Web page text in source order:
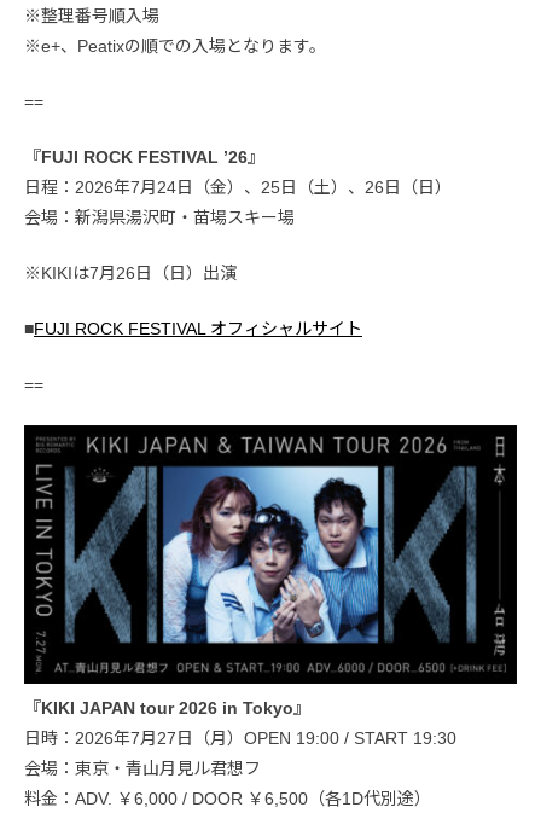
※整理番号順入場
※e+、Peatixの順での入場となります。
==
『FUJI ROCK FESTIVAL ’26』
日程：2026年7月24日（金）、25日（土）、26日（日）
会場：新潟県湯沢町・苗場スキー場
※KIKIは7月26日（日）出演
■FUJI ROCK FESTIVAL オフィシャルサイト
==
『KIKI JAPAN tour 2026 in Tokyo』
日時：2026年7月27日（月）OPEN 19:00 / START 19:30
会場：東京・青山月見ル君想フ
料金：ADV. ￥6,000 / DOOR ￥6,500（各1D代別途）